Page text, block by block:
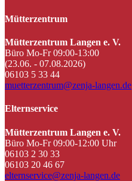
Mütterzentrum
Mütterzentrum Langen e. V.
Büro Mo-Fr 09:00-13:00
(23.06. - 07.08.2026)
06103 5 33 44
muetterzentrum@zenja-langen.de
Elternservice
Mütterzentrum Langen e. V.
Büro Mo-Fr 09:00-12:00 Uhr
06103 2 30 33
06103 20 46 67
elternservice@zenja-langen.de